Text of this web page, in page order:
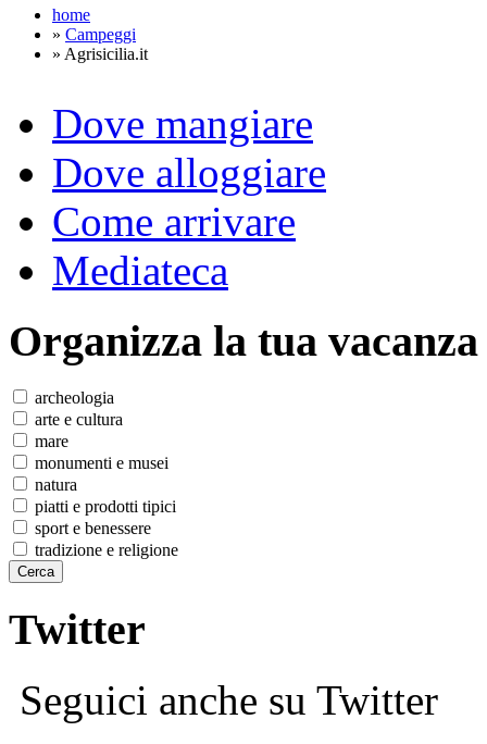
home
» Campeggi
» Agrisicilia.it
Dove mangiare
Dove alloggiare
Come arrivare
Mediateca
Organizza la tua vacanza
archeologia
arte e cultura
mare
monumenti e musei
natura
piatti e prodotti tipici
sport e benessere
tradizione e religione
Twitter
Seguici anche su Twitter